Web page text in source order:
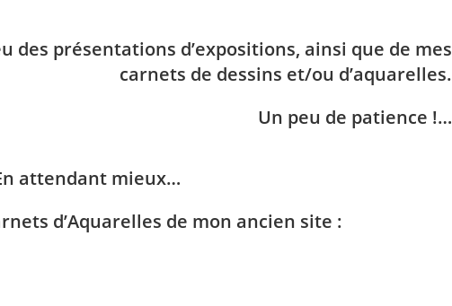
des présentations d’expositions, ainsi que de mes
carnets de dessins et/ou d’aquarelles.
Un peu de patience !…
attendant mieux…
d’Aquarelles de mon ancien site :